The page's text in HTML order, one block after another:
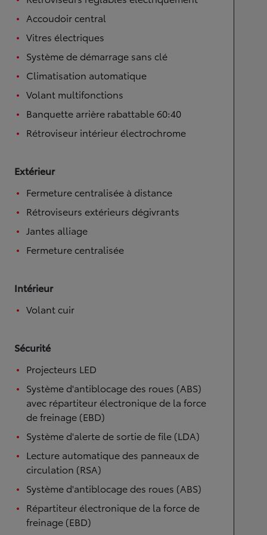
Accoudoir central
Vitres électriques
Système de démarrage sans clé
Climatisation automatique
Volant multifonctions
Banquette arrière rabattable 60:40
Rétroviseur intérieur électrochrome
Extérieur
Fermeture centralisée à distance
Rétroviseurs extérieurs dégivrants
Jantes alliage
Fermeture centralisée
Intérieur
Volant cuir
Sécurité
Projecteurs LED
Système d'antiblocage des roues (ABS)
avec répartiteur électronique de la force
de freinage (EBD)
Système d'alerte de sortie de file (LDA)
Lecture automatique des panneaux de
circulation (RSA)
Système d'antiblocage des roues (ABS)
Répartiteur électronique de la force de
freinage (EBD)